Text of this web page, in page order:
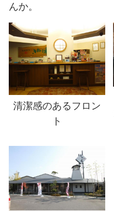
んか。
清潔感のあるフロン
ト